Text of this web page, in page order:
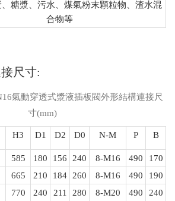
糖漿、污水、煤氣粉末顆粒物、渣水混
合物等
尺寸:
氣動穿透式漿液插板閥外形結構連接尺
寸(mm)
H3 D1 D2 D0 N-M P B
585 180 156 240 8-M16 490
170
665 210 184 260 8-M16 490
190
770 240 211 280 8-M20 490
240